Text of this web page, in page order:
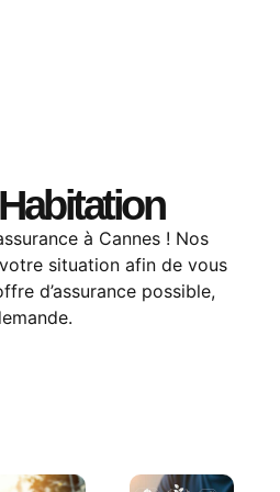
à Cannes ! Nos
situation afin de vous
d’assurance possible,